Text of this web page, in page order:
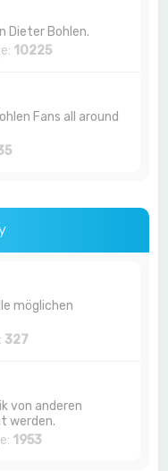
Dieter Bohlen.
10225
Fans all around
möglichen
327
von anderen
werden.
1953